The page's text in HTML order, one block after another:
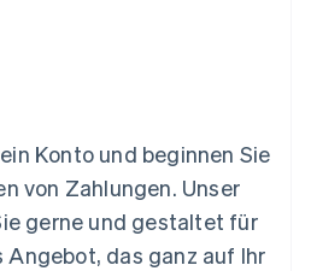
Konto und beginnen Sie
von Zahlungen. Unser
gerne und gestaltet für
Angebot, das ganz auf Ihr